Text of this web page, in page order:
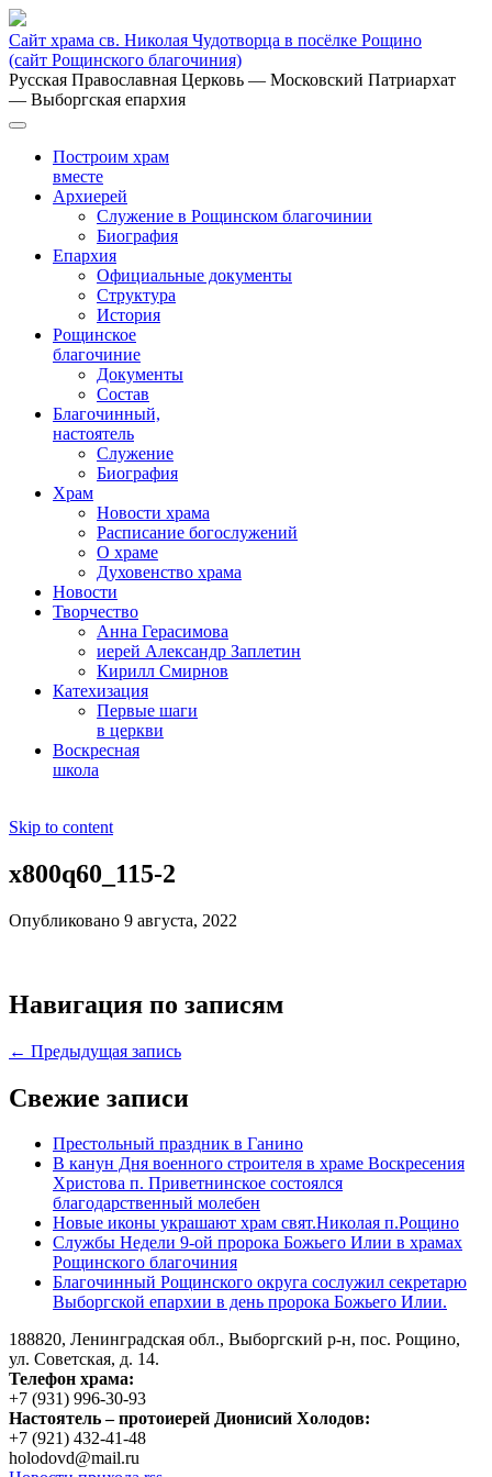
Сайт храма св. Николая Чудотворца в посёлке Рощино
(сайт Рощинского благочиния)
Русская Православная Церковь — Московский Патриархат
— Выборгская епархия
Построим храм
вместе
Архиерей
Служение в Рощинском благочинии
Биография
Епархия
Официальные документы
Структура
История
Рощинское
благочиние
Документы
Состав
Благочинный,
настоятель
Служение
Биография
Храм
Новости храма
Расписание богослужений
О храме
Духовенство храма
Новости
Творчество
Анна Герасимова
иерей Александр Заплетин
Кирилл Смирнов
Катехизация
Первые шаги
в церкви
Воскресная
школа
Skip to content
x800q60_115-2
Опубликовано 9 августа, 2022
Навигация по записям
← Предыдущая запись
Свежие записи
Престольный праздник в Ганино
В канун Дня военного строителя в храме Воскресения
Христова п. Приветнинское состоялся
благодарственный молебен
Новые иконы украшают храм свят.Николая п.Рощино
Службы Недели 9-ой пророка Божьего Илии в храмах
Рощинского благочиния
Благочинный Рощинского округа сослужил секретарю
Выборгской епархии в день пророка Божьего Илии.
188820, Ленинградская обл., Выборгский р-н, пос. Рощино,
ул. Советская, д. 14.
Телефон храма:
+7 (931) 996-30-93
Настоятель – протоиерей Дионисий Холодов:
+7 (921) 432-41-48
holodovd@mail.ru